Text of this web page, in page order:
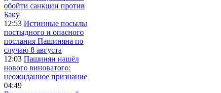
обойти санкции против
Баку
12:53 Истинные посылы
постыдного и опасного
послания Пашиняна по
случаю 8 августа
12:03 Пашинян нашёл
нового виноватого:
неожиданное признание
04:49